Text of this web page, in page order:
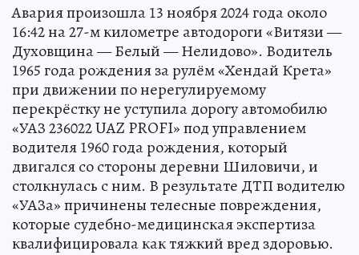
Авария произошла 13 ноября 2024 года около
16:42 на 27-м километре автодороги «Витязи —
Духовщина — Белый — Нелидово». Водитель
1965 года рождения за рулём «Хендай Крета»
при движении по нерегулируемому
перекрёстку не уступила дорогу автомобилю
«УАЗ 236022 UAZ PROFI» под управлением
водителя 1960 года рождения, который
двигался со стороны деревни Шиловичи, и
столкнулась с ним. В результате ДТП водителю
«УАЗа» причинены телесные повреждения,
которые судебно-медицинская экспертиза
квалифицировала как тяжкий вред здоровью.